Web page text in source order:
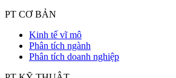
PT CƠ BẢN
Kinh tế vĩ mô
Phân tích ngành
Phân tích doanh nghiệp